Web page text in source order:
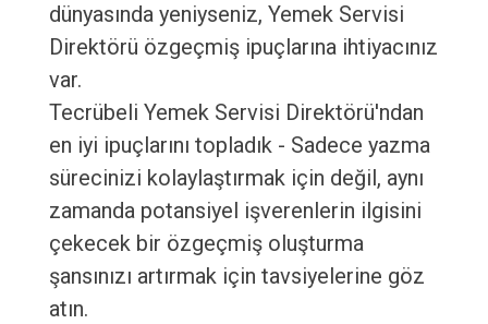
dünyasında yeniyseniz, Yemek Servisi
Direktörü özgeçmiş ipuçlarına ihtiyacınız
var.
Tecrübeli Yemek Servisi Direktörü'ndan
en iyi ipuçlarını topladık - Sadece yazma
sürecinizi kolaylaştırmak için değil, aynı
zamanda potansiyel işverenlerin ilgisini
çekecek bir özgeçmiş oluşturma
şansınızı artırmak için tavsiyelerine göz
atın.